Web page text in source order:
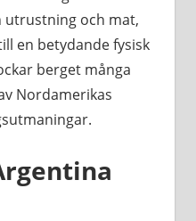
utrustning och mat,
en betydande fysisk
berget många
Nordamerikas